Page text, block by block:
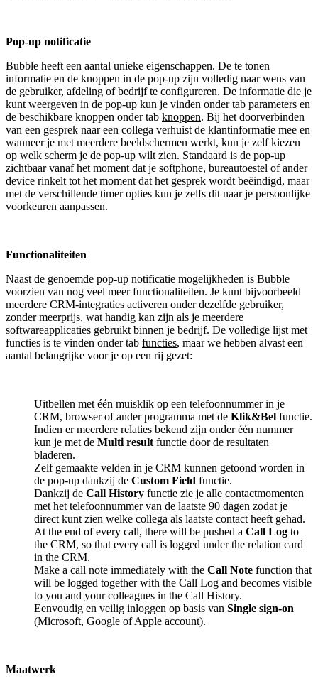
Pop-up notificatie
Bubble heeft een aantal unieke eigenschappen. De te tonen
informatie en de knoppen in de pop-up zijn volledig naar wens van
de gebruiker, afdeling of bedrijf te configureren. De informatie die je
kunt weergeven in de pop-up kun je vinden onder tab parameters en
de beschikbare knoppen onder tab knoppen. Bij het doorverbinden
van een gesprek naar een collega verhuist de klantinformatie mee en
wanneer je met meerdere beeldschermen werkt, kun je zelf kiezen
op welk scherm je de pop-up wilt zien. Standaard is de pop-up
zichtbaar vanaf het moment dat je softphone, bureautoestel of ander
device rinkelt tot het moment dat het gesprek wordt beëindigd, maar
met de verschillende timer opties kun je zelfs dit naar je persoonlijke
voorkeuren aanpassen.
Functionaliteiten
Naast de genoemde pop-up notificatie mogelijkheden is Bubble
voorzien van nog veel meer functionaliteiten. Je kunt bijvoorbeeld
meerdere CRM-integraties activeren onder dezelfde gebruiker,
zonder meerprijs, wat handig kan zijn als je meerdere
softwareapplicaties gebruikt binnen je bedrijf. De volledige lijst met
functies is te vinden onder tab functies, maar we hebben alvast een
aantal belangrijke voor je op een rij gezet:
Uitbellen met één muisklik op een telefoonnummer in je
CRM, browser of ander programma met de Klik&Bel functie.
Indien er meerdere relaties bekend zijn onder één nummer
kun je met de Multi result functie door de resultaten
bladeren.
Zelf gemaakte velden in je CRM kunnen getoond worden in
de pop-up dankzij de Custom Field functie.
Dankzij de Call History functie zie je alle contactmomenten
met het telefoonnummer van de laatste 90 dagen zodat je
direct kunt zien welke collega als laatste contact heeft gehad.
At the end of every call, there will be pushed a Call Log to
the CRM, so that every call is logged under the relation card
in the CRM.
Make a call note immediately with the Call Note function that
will be logged together with the Call Log and becomes visible
to you and your colleagues in the Call History.
Eenvoudig en veilig inloggen op basis van Single sign-on
(Microsoft, Google of Apple account).
Maatwerk